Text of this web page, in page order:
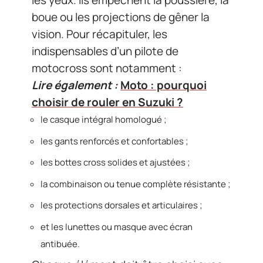
boue ou les projections de gêner la
vision. Pour récapituler, les
indispensables d’un pilote de
motocross sont notamment :
Lire également :Moto : pourquoi
choisir de rouler en Suzuki ?
le casque intégral homologué ;
les gants renforcés et confortables ;
les bottes cross solides et ajustées ;
la combinaison ou tenue complète résistante ;
les protections dorsales et articulaires ;
et les lunettes ou masque avec écran
antibuée.